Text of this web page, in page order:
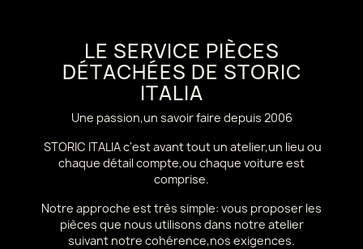
LE SERVICE PIÈCES
DÉTACHÉES DE STORIC
ITALIA
Une passion,un savoir faire depuis 2006
STORIC ITALIA c'est avant tout un atelier,un lieu ou
chaque détail compte,ou chaque voiture est
comprise.
Notre approche est très simple: vous proposer les
pièces que nous utilisons dans notre atelier
suivant notre cohérence,nos exigences.